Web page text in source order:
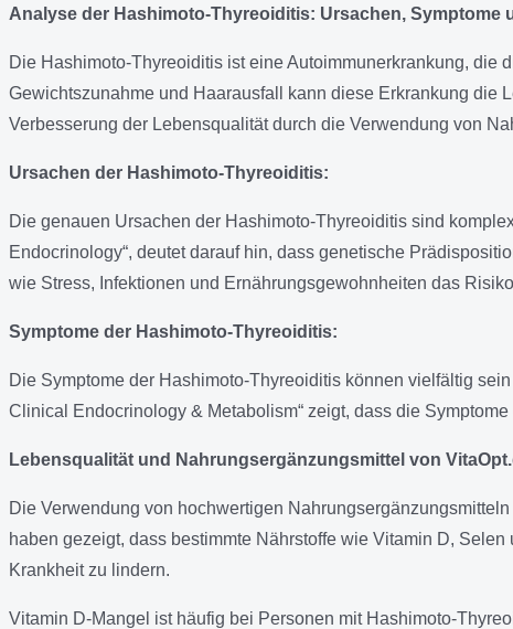
Analyse der Hashimoto-Thyreoiditis: Ursachen, Symptome
Die Hashimoto-Thyreoiditis ist eine Autoimmunerkrankung, die
Gewichtszunahme und Haarausfall kann diese Erkrankung die
Verbesserung der Lebensqualität durch die Verwendung von
Ursachen der Hashimoto-Thyreoiditis:
Die genauen Ursachen der Hashimoto-Thyreoiditis sind
Endocrinology“, deutet darauf hin, dass genetische
wie Stress, Infektionen und Ernährungsgewohnheiten das
Symptome der Hashimoto-Thyreoiditis:
Die Symptome der Hashimoto-Thyreoiditis können vielfältig
Clinical Endocrinology & Metabolism“ zeigt, dass die
Lebensqualität und Nahrungsergänzungsmittel von
Die Verwendung von hochwertigen
haben gezeigt, dass bestimmte Nährstoffe wie Vitamin D,
Krankheit zu lindern.
Vitamin D-Mangel ist häufig bei Personen mit Hashimoto-